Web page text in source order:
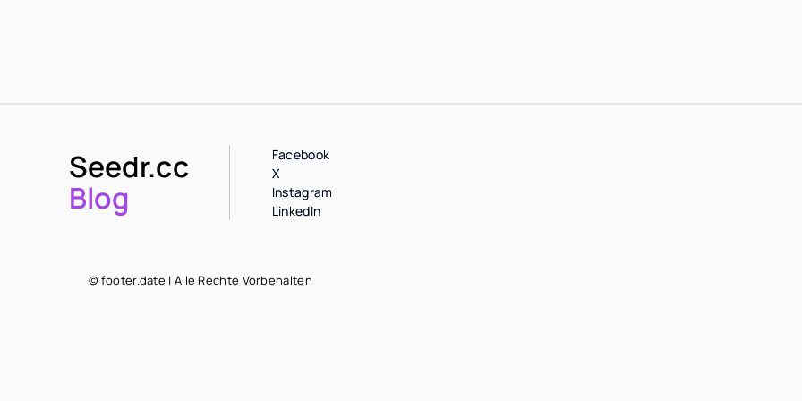
Seedr.cc
Blog
Facebook
X
Instagram
LinkedIn
© footer.date | Alle Rechte Vorbehalten